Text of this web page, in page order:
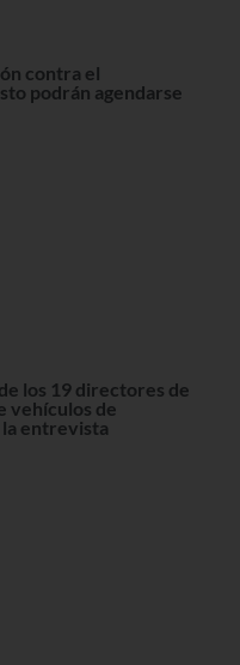
contra el
podrán agendarse
los 19 directores de
vehículos de
la entrevista